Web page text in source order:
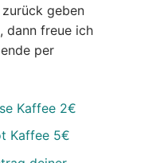
geben
dann freue ich
per
Kaffee 2€
Kaffee 5€